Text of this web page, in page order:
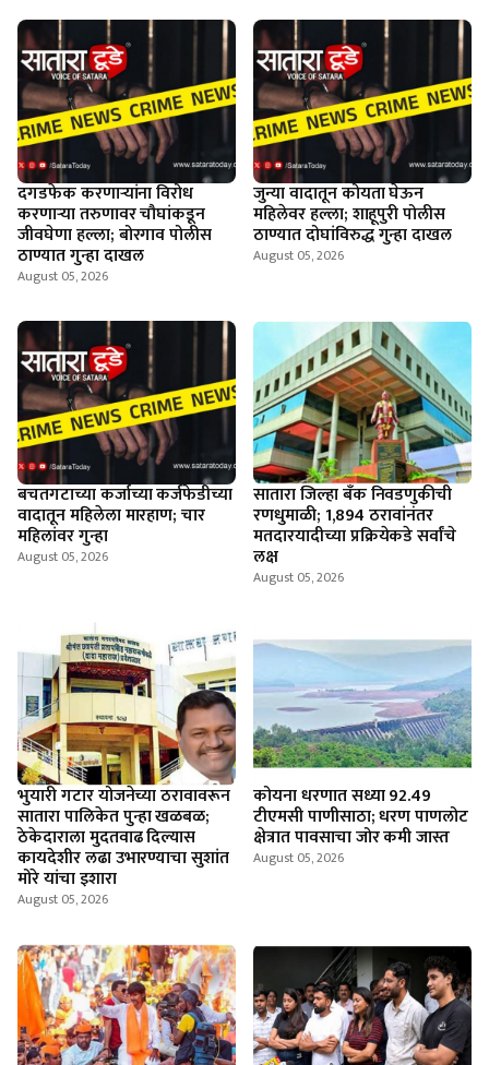
दगडफेक करणार्‍यांना विरोध
करणार्‍या तरुणावर चौघांकडून
जीवघेणा हल्ला; बोरगाव पोलीस
ठाण्यात गुन्हा दाखल
August 05, 2026
जुन्या वादातून कोयता घेऊन
महिलेवर हल्ला; शाहूपुरी पोलीस
ठाण्यात दोघांविरुद्ध गुन्हा दाखल
August 05, 2026
बचतगटाच्या कर्जाच्या कर्जफेडीच्या
वादातून महिलेला मारहाण; चार
महिलांवर गुन्हा
August 05, 2026
सातारा जिल्हा बँक निवडणुकीची
रणधुमाळी; 1,894 ठरावांनंतर
मतदारयादीच्या प्रक्रियेकडे सर्वांचे
लक्ष
August 05, 2026
भुयारी गटार योजनेच्या ठरावावरून
सातारा पालिकेत पुन्हा खळबळ;
ठेकेदाराला मुदतवाढ दिल्यास
कायदेशीर लढा उभारण्याचा सुशांत
मोरे यांचा इशारा
August 05, 2026
कोयना धरणात सध्या 92.49
टीएमसी पाणीसाठा; धरण पाणलोट
क्षेत्रात पावसाचा जोर कमी जास्त
August 05, 2026